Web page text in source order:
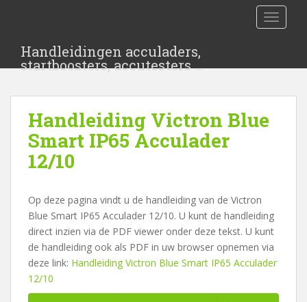
t
Handleidingen acculaders,
startboosters, accutesters …
Handleiding Victron Blue
Smart IP65 Acculader
12/10
Op deze pagina vindt u de handleiding van de Victron
Blue Smart IP65 Acculader 12/10. U kunt de handleiding
direct inzien via de PDF viewer onder deze tekst. U kunt
de handleiding ook als PDF in uw browser opnemen via
deze link: Handleiding Victron Blue Smart IP65 Acculader
12/10